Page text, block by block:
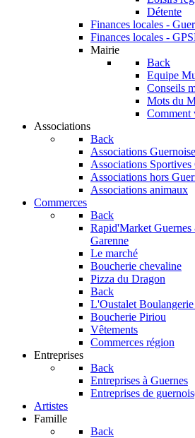
Détente
Finances locales -
Finances locales -
Mairie
Back
Equipe
Conseils
Mots du
Comment
Associations
Back
Associations
Associations Sportives
Associations hors
Associations animaux
Commerces
Back
Rapid'Market
Garenne
Le marché
Boucherie chevaline
Pizza du Dragon
Back
L'Oustalet Boulangerie
Boucherie Piriou
Vêtements
Commerces région
Entreprises
Back
Entreprises à Guernes
Entreprises de
Artistes
Famille
Back